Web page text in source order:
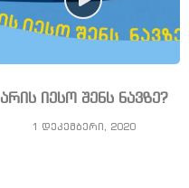
არის იესო შენს ნავზე?
1 დეკემბერი, 2020